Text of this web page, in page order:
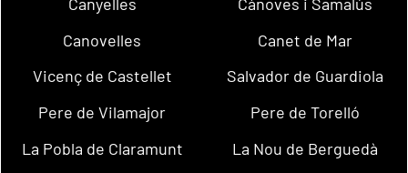
Canovelles
Canet de Mar
Vicenç de Castellet
Salvador de Guardiola
Pere de Vilamajor
Pere de Torelló
La Pobla de Claramunt
La Nou de Berguedà